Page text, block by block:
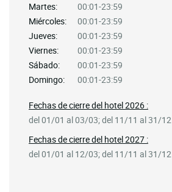
Martes:
00:01-23:59
Miércoles:
00:01-23:59
Jueves:
00:01-23:59
Viernes:
00:01-23:59
Sábado:
00:01-23:59
Domingo:
00:01-23:59
Fechas de cierre del hotel 2026 :
del 01/01 al 03/03; del 11/11 al 31/12
Fechas de cierre del hotel 2027 :
del 01/01 al 12/03; del 11/11 al 31/12